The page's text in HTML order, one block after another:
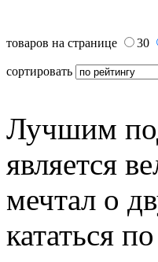
товаров на странице 30
сортировать
Лучшим
является
мечтал о
кататься